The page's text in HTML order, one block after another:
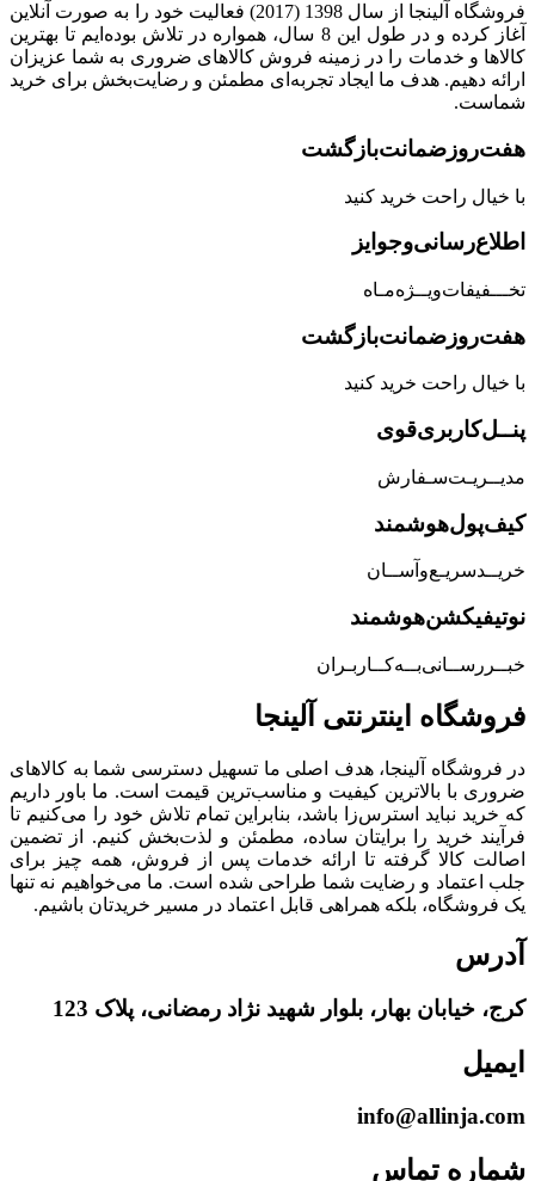
فروشگاه آلینجا از سال 1398 (2017) فعالیت خود را به صورت آنلاین
آغاز کرده و در طول این 8 سال، همواره در تلاش بوده‌ایم تا بهترین
کالاها و خدمات را در زمینه فروش کالاهای ضروری به شما عزیزان
ارائه دهیم. هدف ما ایجاد تجربه‌ای مطمئن و رضایت‌بخش برای خرید
شماست.
هفت‌روز‌ضمانت‌بازگشت
با خیال راحت خرید کنید
اطلاع‌رسانی‌و‌جوایز
تخـــفیفات‌ویــژه‌مـاه
هفت‌روز‌ضمانت‌بازگشت
با خیال راحت خرید کنید
پنــل‌کاربری‌قوی
مدیــریـت‌سـفارش
کیف‌پول‌هوشمند
خریــد‌سریـع‌و‌آســان
نوتیفیکشن‌هوشمند
خبــررســانی‌بــه‌کــاربـران
فروشگاه‌ اینترنتی‌ آلینجا
در فروشگاه آلینجا، هدف اصلی ما تسهیل دسترسی شما به کالاهای
ضروری با بالاترین کیفیت و مناسب‌ترین قیمت است. ما باور داریم
که خرید نباید استرس‌زا باشد، بنابراین تمام تلاش خود را می‌کنیم تا
فرآیند خرید را برایتان ساده، مطمئن و لذت‌بخش کنیم. از تضمین
اصالت کالا گرفته تا ارائه خدمات پس از فروش، همه چیز برای
جلب اعتماد و رضایت شما طراحی شده است. ما می‌خواهیم نه تنها
یک فروشگاه، بلکه همراهی قابل اعتماد در مسیر خریدتان باشیم.
آدرس
کرج، خیابان بهار، بلوار شهید نژاد رمضانی، پلاک 123
ایمیل
info@allinja.com
شماره تماس